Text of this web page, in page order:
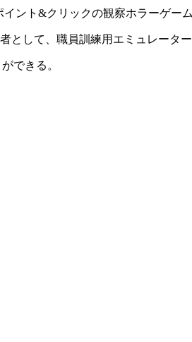
イント&クリックの観察ホラーゲーム
として、職員訓練用エミュレータ
できる。